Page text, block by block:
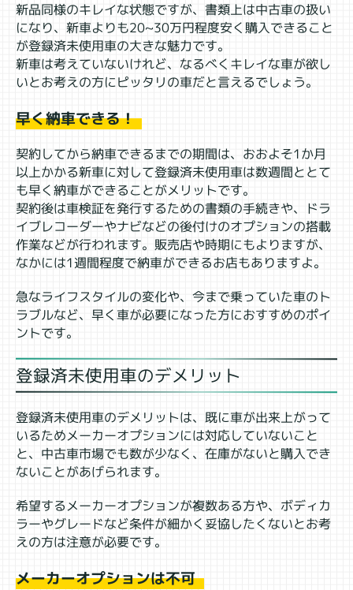
新品同様のキレイな状態ですが、書類上は中古車の扱い
になり、新車よりも20~30万円程度安く購入できること
が登録済未使用車の大きな魅力です。
新車は考えていないけれど、なるべくキレイな車が欲し
いとお考えの方にピッタリの車だと言えるでしょう。
早く納車できる！
契約してから納車できるまでの期間は、おおよそ1か月
以上かかる新車に対して登録済未使用車は数週間ととて
も早く納車ができることがメリットです。
契約後は車検証を発行するための書類の手続きや、ドラ
イブレコーダーやナビなどの後付けのオプションの搭載
作業などが行われます。販売店や時期にもよりますが、
なかには1週間程度で納車ができるお店もありますよ。
急なライフスタイルの変化や、今まで乗っていた車のト
ラブルなど、早く車が必要になった方におすすめのポイ
ントです。
登録済未使用車のデメリット
登録済未使用車のデメリットは、既に車が出来上がって
いるためメーカーオプションには対応していないこと
と、中古車市場でも数が少なく、在庫がないと購入でき
ないことがあげられます。
希望するメーカーオプションが複数ある方や、ボディカ
ラーやグレードなど条件が細かく妥協したくないとお考
えの方は注意が必要です。
メーカーオプションは不可